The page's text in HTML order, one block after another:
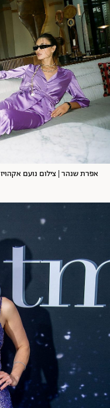
אפרת שנהר | צילום נועם אקהויז